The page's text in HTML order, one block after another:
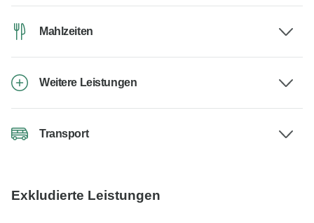
Mahlzeiten
Weitere Leistungen
Transport
Exkludierte Leistungen